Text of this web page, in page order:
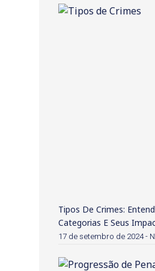
Tipos De Crimes:
Categorias E Seus
17 de setembro de 2024